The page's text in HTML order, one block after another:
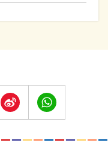
Sina
WhatsApp